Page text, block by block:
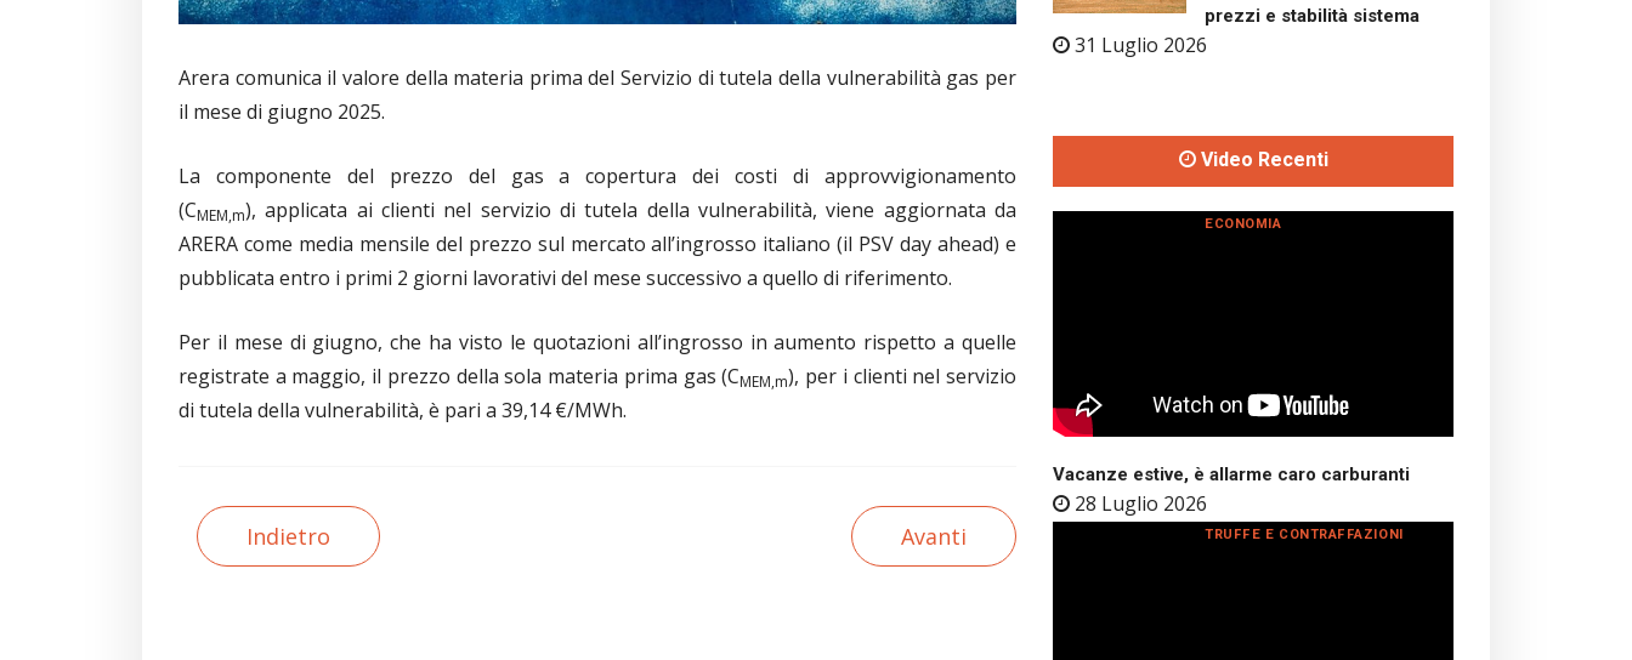
Arera comunica il valore della materia prima del Servizio di tutela della vulnerabilità gas per
il mese di giugno 2025.
La componente del prezzo del gas a copertura dei costi di approvvigionamento
(CMEM,m), applicata ai clienti nel servizio di tutela della vulnerabilità, viene aggiornata da
ARERA come media mensile del prezzo sul mercato all’ingrosso italiano (il PSV day ahead) e
pubblicata entro i primi 2 giorni lavorativi del mese successivo a quello di riferimento.
Per il mese di giugno, che ha visto le quotazioni all’ingrosso in aumento rispetto a quelle
registrate a maggio, il prezzo della sola materia prima gas (CMEM,m), per i clienti nel servizio
di tutela della vulnerabilità, è pari a 39,14 €/MWh.
Indietro Avanti
prezzi e stabilità sistema
31 Luglio 2026
Video Recenti
Vacanze estive, è allarme caro carburanti
28 Luglio 2026
ECONOMIA
TRUFFE E CONTRAFFAZIONI